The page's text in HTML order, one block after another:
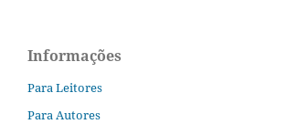
Informações
Para Leitores
Para Autores